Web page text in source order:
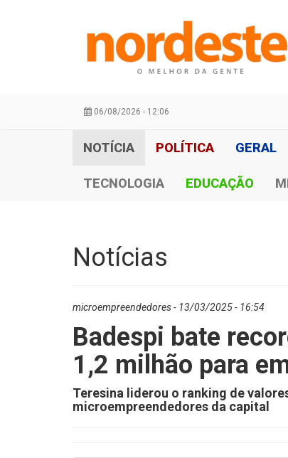
06/08/2026 - 12:06
NOTÍCIA POLÍTICA GERAL
TECNOLOGIA EDUCAÇÃO
Notícias
microempreendedores - 13/03/2025 - 16:54
Badespi bate
1,2 milhão para
Teresina liderou o ranking de
microempreendedores da capital